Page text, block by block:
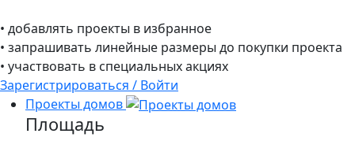
• добавлять проекты в избранное
• запрашивать линейные размеры до покупки проекта
• участвовать в специальных акциях
Зарегистрироваться / Войти
Проекты домов
Площадь